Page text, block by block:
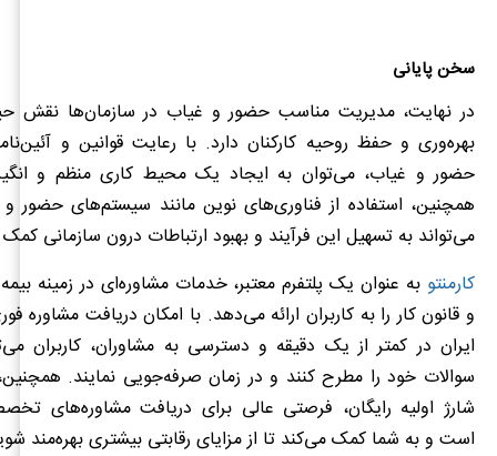
سخن پایانی
در نهایت، مدیریت مناسب حضور و غیاب در سازمان‌ها نقش
بهره‌وری و حفظ روحیه کارکنان دارد. با رعایت قوانین و
حضور و غیاب، می‌توان به ایجاد یک محیط کاری منظم و
همچنین، استفاده از فناوری‌های نوین مانند سیستم‌های حضور و
می‌تواند به تسهیل این فرآیند و بهبود ارتباطات درون سازمانی
کارمنتو به‌ عنوان یک پلتفرم معتبر، خدمات مشاوره‌ای در زمینه
و قانون کار را به کاربران ارائه می‌دهد. با امکان دریافت مشاوره
ایران در کمتر از یک دقیقه و دسترسی به مشاوران، کاربران
سوالات خود را مطرح کنند و در زمان صرفه‌جویی نمایند. همچنین،
شارژ اولیه رایگان، فرصتی عالی برای دریافت مشاوره‌های
است و به شما کمک می‌کند تا از مزایای رقابتی بیشتری بهره‌مند